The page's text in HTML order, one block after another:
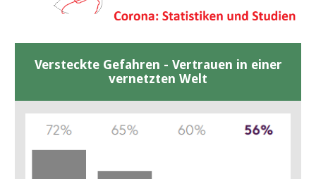
Versteckte Gefahren - Vertrauen in einer
vernetzten Welt